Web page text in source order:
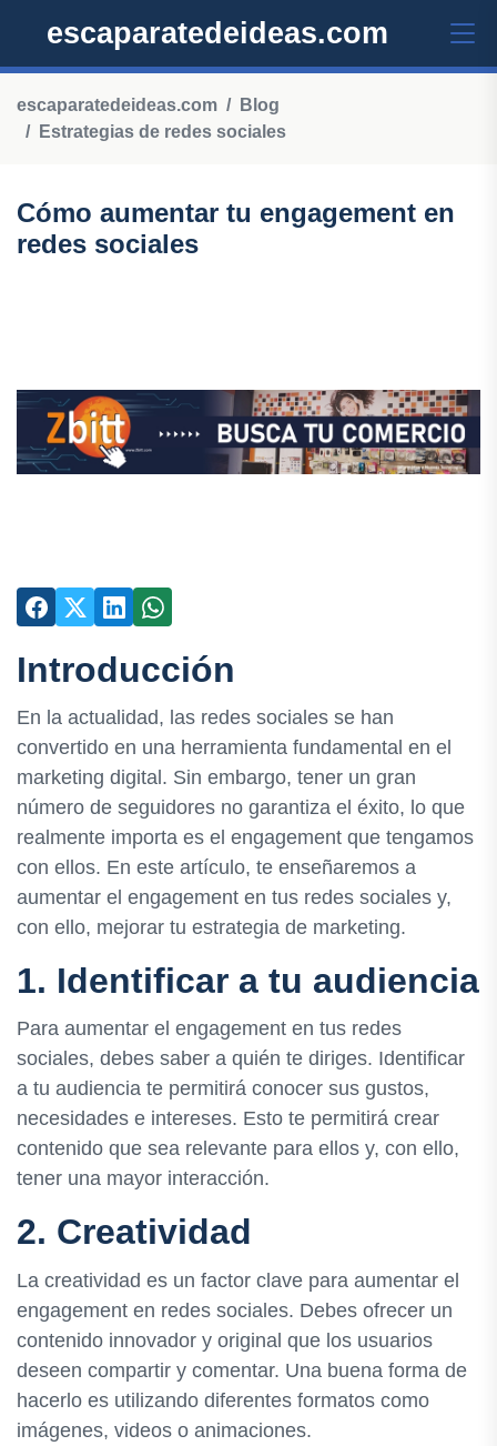
escaparatedeideas.com
escaparatedeideas.com
Blog
Estrategias de redes sociales
Cómo aumentar tu engagement en
redes sociales
Introducción
En la actualidad, las redes sociales se han
convertido en una herramienta fundamental en el
marketing digital. Sin embargo, tener un gran
número de seguidores no garantiza el éxito, lo que
realmente importa es el engagement que tengamos
con ellos. En este artículo, te enseñaremos a
aumentar el engagement en tus redes sociales y,
con ello, mejorar tu estrategia de marketing.
1. Identificar a tu audiencia
Para aumentar el engagement en tus redes
sociales, debes saber a quién te diriges. Identificar
a tu audiencia te permitirá conocer sus gustos,
necesidades e intereses. Esto te permitirá crear
contenido que sea relevante para ellos y, con ello,
tener una mayor interacción.
2. Creatividad
La creatividad es un factor clave para aumentar el
engagement en redes sociales. Debes ofrecer un
contenido innovador y original que los usuarios
deseen compartir y comentar. Una buena forma de
hacerlo es utilizando diferentes formatos como
imágenes, videos o animaciones.